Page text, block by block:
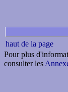
haut de la page
Pour plus
consulter les